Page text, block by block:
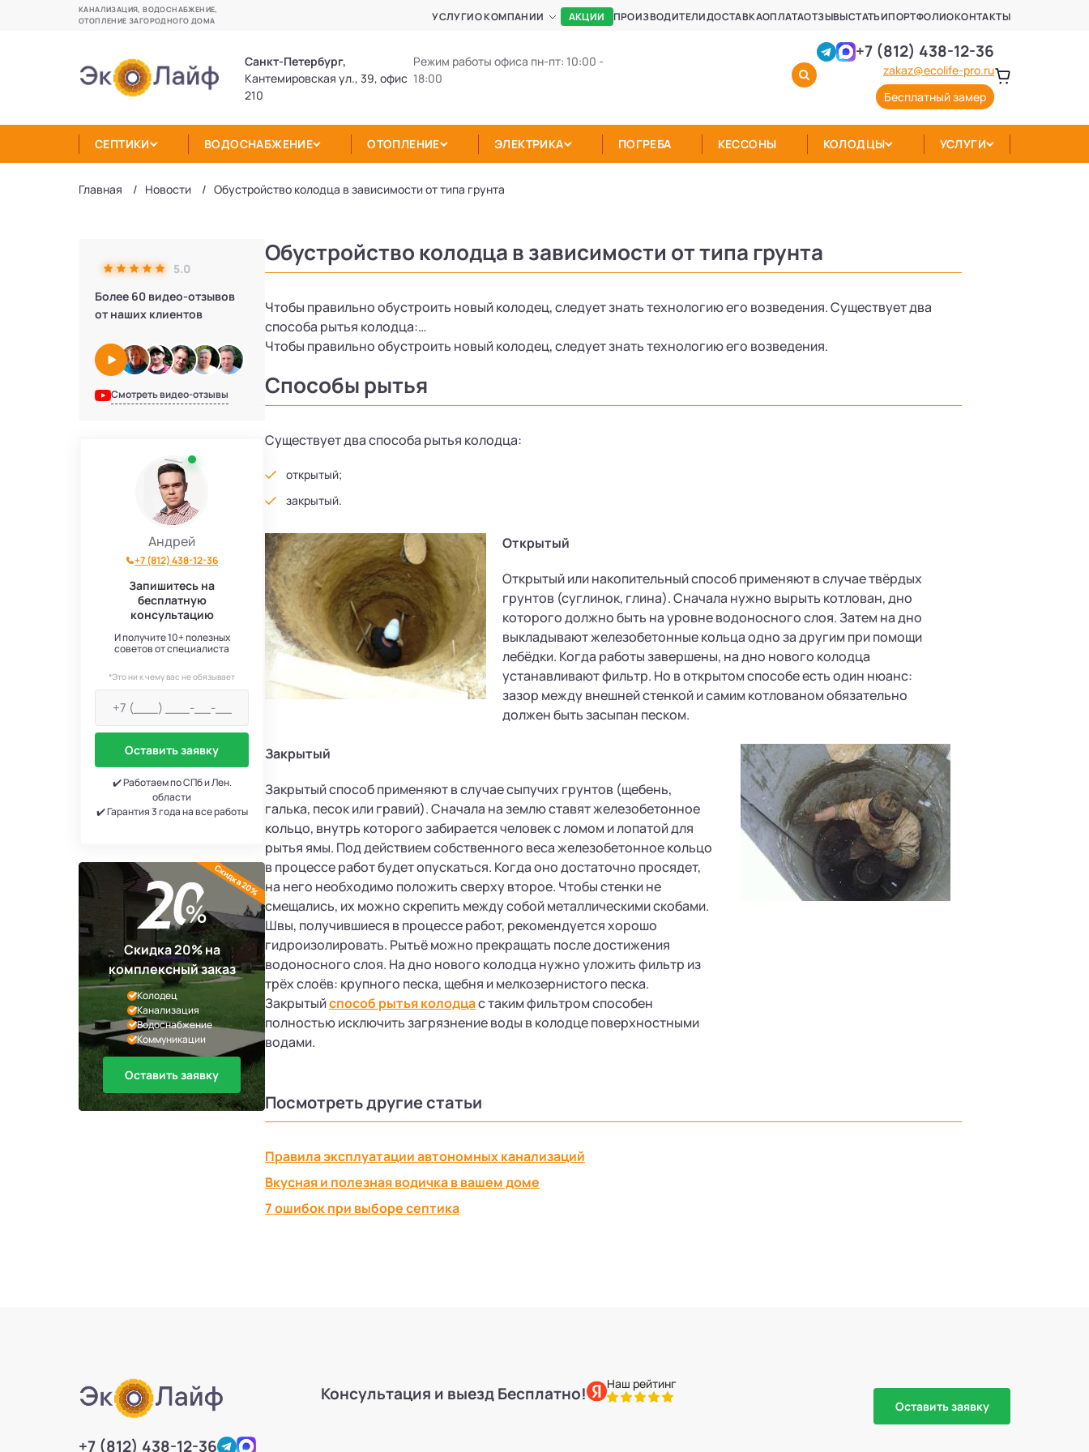
КАНАЛИЗАЦИЯ, ВОДОСНАБЖЕНИЕ,
ОТОПЛЕНИЕ ЗАГОРОДНОГО ДОМА
УСЛУГИО КОМПАНИИ АКЦИИ ПРОИЗВОДИТЕЛИДОСТАВКАОПЛАТАОТЗЫВЫСТАТЬИПОРТФОЛИОКОНТАКТЫ
Санкт-Петербург,
Кантемировская ул., 39, офис
210
Режим работы офиса пн-пт: 10:00 -
18:00
+7 (812) 438-12-36
zakaz@ecolife-pro.ru
Бесплатный замер
СЕПТИКИ ВОДОСНАБЖЕНИЕ ОТОПЛЕНИЕ ЭЛЕКТРИКА ПОГРЕБА КЕССОНЫ КОЛОДЦЫ УСЛУГИ
Главная Новости Обустройство колодца в зависимости от типа грунта
5.0
Более 60 видео-отзывов
от наших клиентов
Смотреть видео-отзывы
Андрей
+7 (812) 438-12-36
Запишитесь на
бесплатную
консультацию
И получите 10+ полезных
советов от специалиста
*Это ни к чему вас не обязывает
Оставить заявку
✔️ Работаем по СПб и Лен.
области
✔️ Гарантия 3 года на все работы
Скидка 20% на
комплексный заказ
Колодец
Канализация
Водоснабжение
Коммуникации
Оставить заявку
Скидка 20%
Обустройство колодца в зависимости от типа грунта
Чтобы правильно обустроить новый колодец, следует знать технологию его возведения. Существует два
способа рытья колодца:…
Чтобы правильно обустроить новый колодец, следует знать технологию его возведения.
Способы рытья
Существует два способа рытья колодца:
открытый;
закрытый.
Открытый
Открытый или накопительный способ применяют в случае твёрдых
грунтов (суглинок, глина). Сначала нужно вырыть котлован, дно
которого должно быть на уровне водоносного слоя. Затем на дно
выкладывают железобетонные кольца одно за другим при помощи
лебёдки. Когда работы завершены, на дно нового колодца
устанавливают фильтр. Но в открытом способе есть один нюанс:
зазор между внешней стенкой и самим котлованом обязательно
должен быть засыпан песком.
Закрытый
Закрытый способ применяют в случае сыпучих грунтов (щебень,
галька, песок или гравий). Сначала на землю ставят железобетонное
кольцо, внутрь которого забирается человек с ломом и лопатой для
рытья ямы. Под действием собственного веса железобетонное кольцо
в процессе работ будет опускаться. Когда оно достаточно просядет,
на него необходимо положить сверху второе. Чтобы стенки не
смещались, их можно скрепить между собой металлическими скобами.
Швы, получившиеся в процессе работ, рекомендуется хорошо
гидроизолировать. Рытьё можно прекращать после достижения
водоносного слоя. На дно нового колодца нужно уложить фильтр из
трёх слоёв: крупного песка, щебня и мелкозернистого песка.
Закрытыйспособ рытья колодцас таким фильтром способен
полностью исключить загрязнение воды в колодце поверхностными
водами.
Посмотреть другие статьи
Правила эксплуатации автономных канализаций
Вкусная и полезная водичка в вашем доме
7 ошибок при выборе септика
+7 (812) 438-12-36
Консультация и выезд Бесплатно!
Наш рейтинг
Оставить заявку